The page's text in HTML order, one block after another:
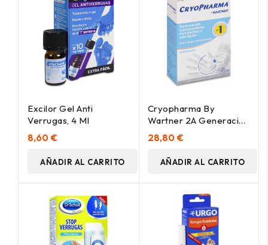
Excilor Gel Anti
Verrugas, 4 Ml
8,60 €
AÑADIR AL CARRITO
Cryopharma By
Wartner 2A Generación
Aerosol 50Ml
28,80 €
AÑADIR AL CARRITO